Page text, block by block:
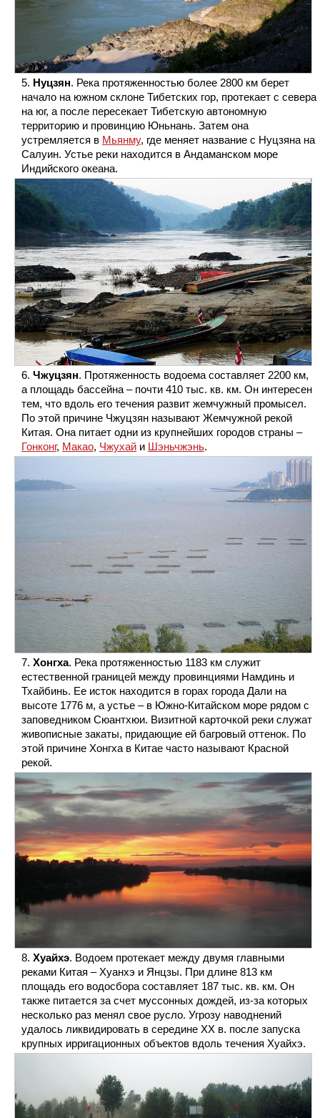
Нуцзян. Река протяженностью более 2800 км берет
начало на южном склоне Тибетских гор, протекает с севера
на юг, а после пересекает Тибетскую автономную
территорию и провинцию Юньнань. Затем она
устремляется в Мьянму, где меняет название с Нуцзяна на
Салуин. Устье реки находится в Андаманском море
Индийского океана.
Чжуцзян. Протяженность водоема составляет 2200 км,
а площадь бассейна – почти 410 тыс. кв. км. Он интересен
тем, что вдоль его течения развит жемчужный промысел.
По этой причине Чжуцзян называют Жемчужной рекой
Китая. Она питает одни из крупнейших городов страны –
Гонконг, Макао, Чжухай и Шэньчжэнь.
Хонгха. Река протяженностью 1183 км служит
естественной границей между провинциями Намдинь и
Тхайбинь. Ее исток находится в горах города Дали на
высоте 1776 м, а устье – в Южно-Китайском море рядом с
заповедником Сюантхюи. Визитной карточкой реки служат
живописные закаты, придающие ей багровый оттенок. По
этой причине Хонгха в Китае часто называют Красной
рекой.
Хуайхэ. Водоем протекает между двумя главными
реками Китая – Хуанхэ и Янцзы. При длине 813 км
площадь его водосбора составляет 187 тыс. кв. км. Он
также питается за счет муссонных дождей, из-за которых
несколько раз менял свое русло. Угрозу наводнений
удалось ликвидировать в середине XX в. после запуска
крупных ирригационных объектов вдоль течения Хуайхэ.